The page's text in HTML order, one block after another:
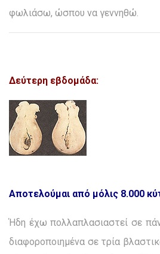
φωλιάσω, ώσπου να γεννηθώ.
Δεύτερη εβδομάδα:
Αποτελούμαι από μόλις 8.000
Ήδη έχω πολλαπλασιαστεί σε
διαφοροποιημένα σε τρία